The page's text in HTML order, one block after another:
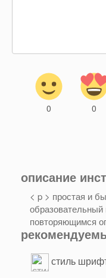
0 0
описание
< p > простая и
образовательный
повторяющимся
стиль